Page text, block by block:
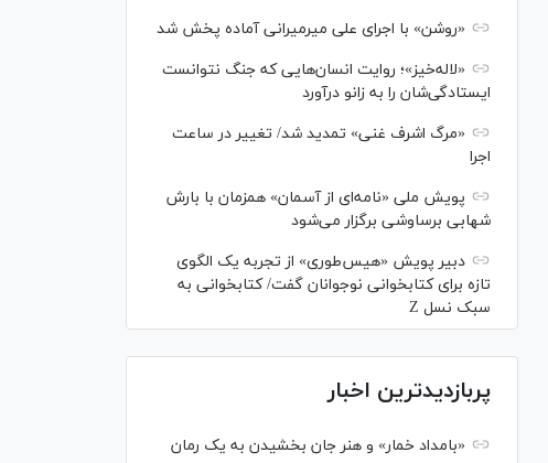
«روشن» با اجرای علی میرمیرانی آماده پخش شد
«لاله‌خیز»؛ روایت انسان‌هایی که جنگ نتوانست
ایستادگی‌شان را به زانو درآورد
«مرگ اشرف غنی» تمدید شد/ تغییر در ساعت
اجرا
پویش ملی «نامه‌ای از آسمان» همزمان با بارش
شهابی برساوشی برگزار می‌شود
دبیر پویش «هیس‌طوری» از تجربه یک الگوی
تازه برای کتابخوانی نوجوانان گفت/ کتابخوانی به
سبک نسل Z
پربازدیدترین اخبار
«بامداد خمار» و هنر جان بخشیدن به یک رمان